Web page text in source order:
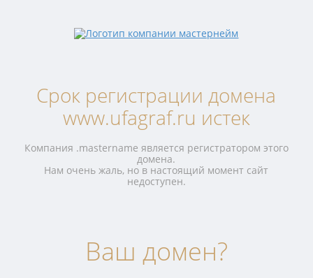
Срок регистрации домена
www.ufagraf.ru истек
Компания .mastername является регистратором этого
домена.
Нам очень жаль, но в настоящий момент сайт
недоступен.
Ваш домен?